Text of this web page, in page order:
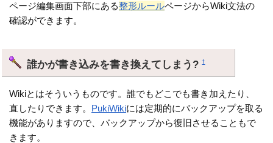
ページ編集画面下部にある整形ルールページからWiki文法の
確認ができます。
誰かが書き込みを書き換えてしまう?†
Wikiとはそういうものです。誰でもどこでも書き加えたり、
直したりできます。 PukiWikiには定期的にバックアップを取る
機能がありますので、バックアップから復旧させることもで
きます。